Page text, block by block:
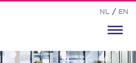
NL / EN